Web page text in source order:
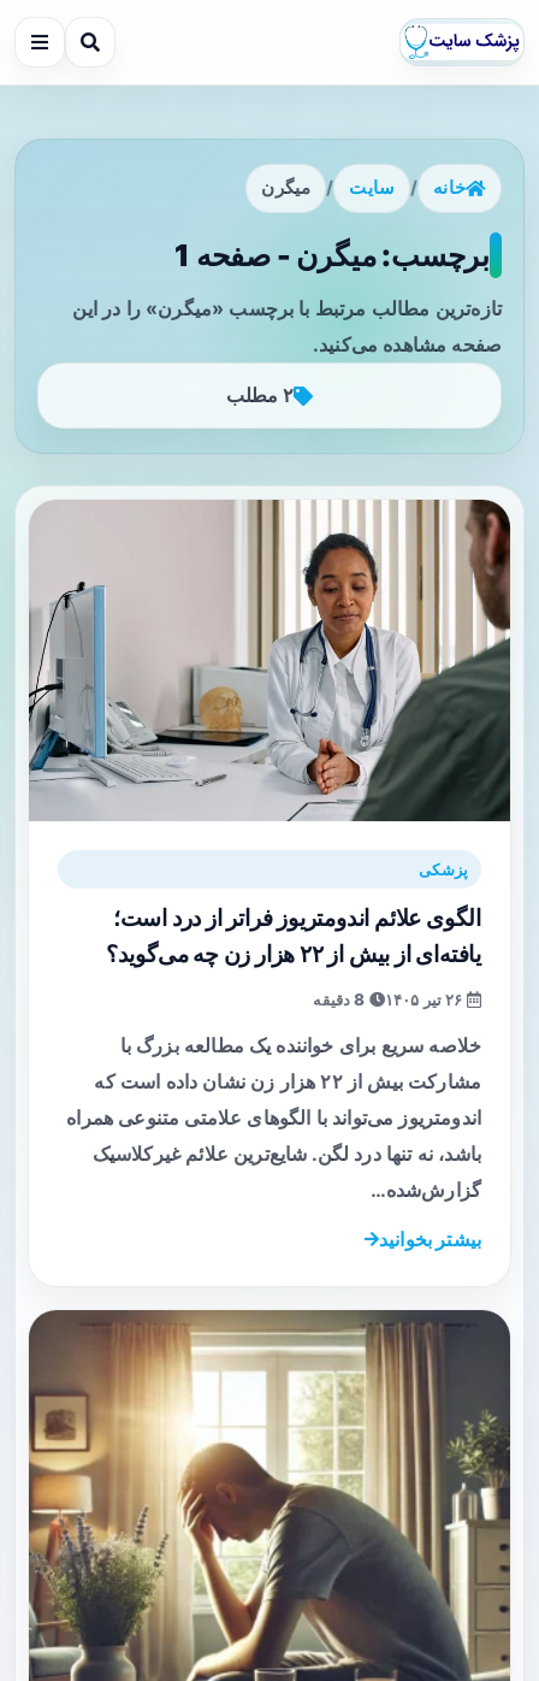
خانه / سایت / میگرن
برچسب: میگرن - صفحه 1
تازه‌ترین مطالب مرتبط با برچسب «میگرن» را در این
صفحه مشاهده می‌کنید.
۲ مطلب
پزشکی
الگوی علائم اندومتریوز فراتر از درد است؛
یافته‌ای از بیش از ۲۲ هزار زن چه می‌گوید؟
خلاصه سریع برای خواننده یک مطالعه بزرگ با
مشارکت بیش از ۲۲ هزار زن نشان داده است که
اندومتریوز می‌تواند با الگوهای علامتی متنوعی همراه
باشد، نه تنها درد لگن. شایع‌ترین علائم غیرکلاسیک
گزارش‌شده…
بیشتر بخوانید